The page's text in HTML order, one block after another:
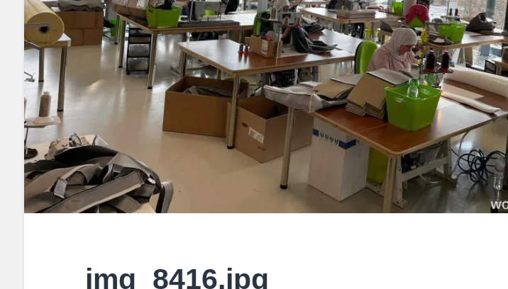
img_8416.jpg